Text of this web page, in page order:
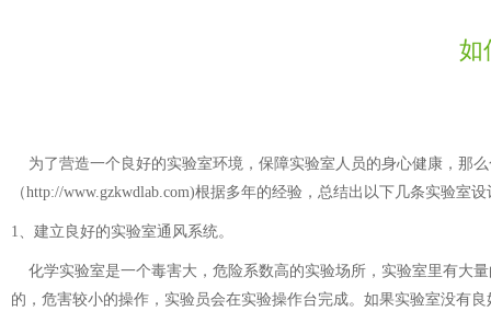
如
为了营造一个良好的实验室环境，保障实验室人员的身心健康，
（http://www.gzkwdlab.com)根据多年的经验，总结出以下几条实验室设计
1、 建立良好的实验室通风系统。
化学实验室是一个毒害大，危险系数高的实验场所，实验室里有大
的，危害较小的操作，实验员会在实验操作台完成。如果实验室没有良